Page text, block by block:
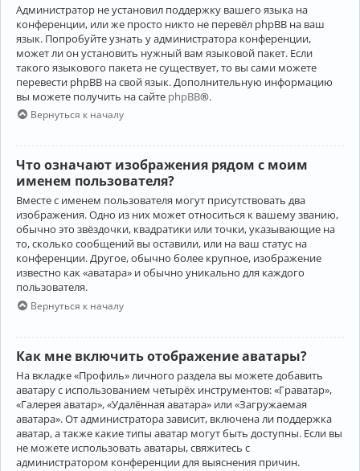
Администратор не установил поддержку вашего языка на
конференции, или же просто никто не перевёл phpBB на ваш
язык. Попробуйте узнать у администратора конференции,
может ли он установить нужный вам языковой пакет. Если
такого языкового пакета не существует, то вы сами можете
перевести phpBB на свой язык. Дополнительную информацию
вы можете получить на сайте phpBB®.
Вернуться к началу
Что означают изображения рядом с моим
именем пользователя?
Вместе с именем пользователя могут присутствовать два
изображения. Одно из них может относиться к вашему званию,
обычно это звёздочки, квадратики или точки, указывающие на
то, сколько сообщений вы оставили, или на ваш статус на
конференции. Другое, обычно более крупное, изображение
известно как «аватара» и обычно уникально для каждого
пользователя.
Вернуться к началу
Как мне включить отображение аватары?
На вкладке «Профиль» личного раздела вы можете добавить
аватару с использованием четырёх инструментов: «Граватар»,
«Галерея аватар», «Удалённая аватара» или «Загружаемая
аватара». От администратора зависит, включена ли поддержка
аватар, а также какие типы аватар могут быть доступны. Если вы
не можете использовать аватары, свяжитесь с
администратором конференции для выяснения причин.